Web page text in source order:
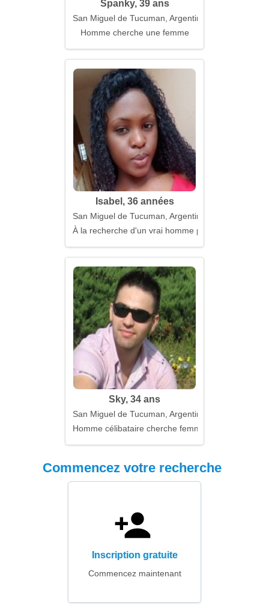
Spanky, 39 ans
San Miguel de Tucuman, Argentine
Homme cherche une femme
Isabel, 36 années
San Miguel de Tucuman, Argentine
À la recherche d'un vrai homme pour la vie
Sky, 34 ans
San Miguel de Tucuman, Argentine
Homme célibataire cherche femme
Commencez votre recherche
Inscription gratuite
Commencez maintenant